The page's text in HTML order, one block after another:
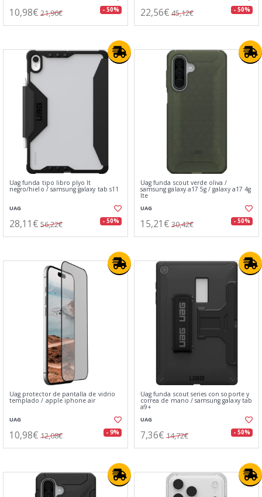
10,98€ 21,96€ - 50% 22,56€ 45,12€ - 50%
Uag funda tipo libro plyo lt
negro/hielo / samsung galaxy tab s11
UAG
28,11€ 56,22€ - 50%
Uag funda scout verde oliva /
samsung galaxy a17 5g / galaxy a17 4g
lte
UAG
15,21€ 30,42€ - 50%
Uag protector de pantalla de vidrio
templado / apple iphone air
UAG
10,98€ 12,08€ - 9%
Uag funda scout series con soporte y
correa de mano / samsung galaxy tab
a9+
UAG
7,36€ 14,72€ - 50%